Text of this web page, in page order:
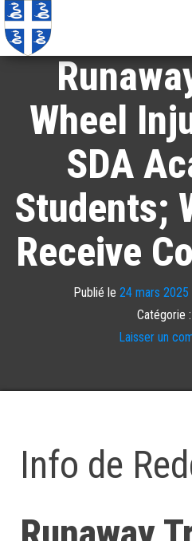
Wheel
SDA
Students;
Receive
Publié le 24 mars 2025
Catégorie :
Laisser un
Info de